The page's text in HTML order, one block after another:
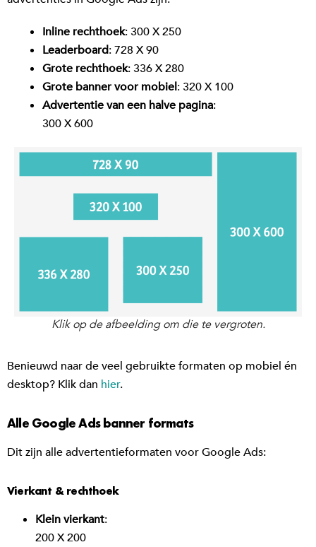
Inline rechthoek: 300 X 250
Leaderboard: 728 X 90
Grote rechthoek: 336 X 280
Grote banner voor mobiel: 320 X 100
Advertentie van een halve pagina:
300 X 600
Klik op de afbeelding om die te vergroten.
Benieuwd naar de veel gebruikte formaten op mobiel én
desktop? Klik dan hier.
Alle Google Ads banner formats
Dit zijn alle advertentieformaten voor Google Ads:
Vierkant & rechthoek
Klein vierkant:
200 X 200